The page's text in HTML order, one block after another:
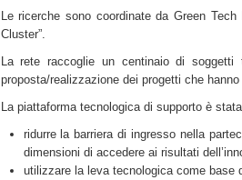
Le ricerche sono coordinate da Green
Cluster”.
La rete raccoglie un centinaio di
proposta/realizzazione dei progetti che hanno
La piattaforma tecnologica di supporto è
ridurre la barriera di ingresso nella
dimensioni di accedere ai risultati
utilizzare la leva tecnologica come base